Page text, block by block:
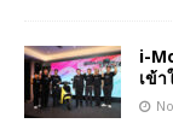
i-
เข้